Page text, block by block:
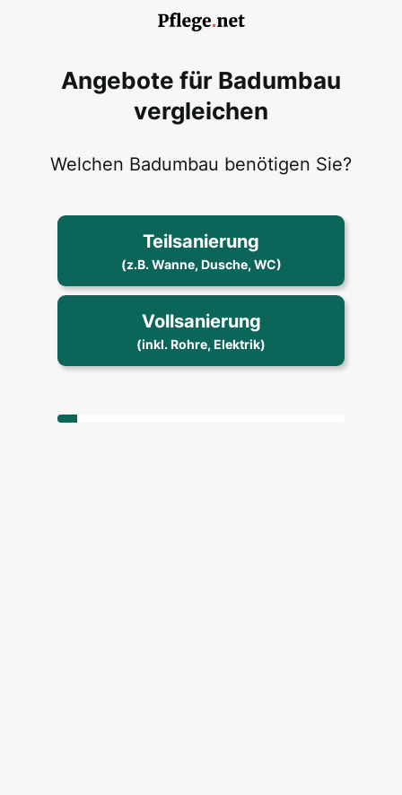
Angebote für Badumbau
vergleichen
Welchen Badumbau benötigen Sie?
Teilsanierung
(z.B. Wanne, Dusche, WC)
Vollsanierung
(inkl. Rohre, Elektrik)